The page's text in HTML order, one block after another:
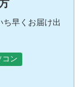
ち早くお届け出
コン